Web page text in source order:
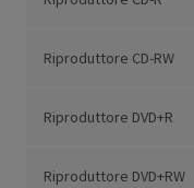
Riproduttore CD-RW
Riproduttore DVD+R
Riproduttore DVD+RW